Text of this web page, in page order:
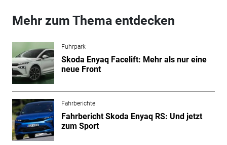
Mehr zum Thema entdecken
Fuhrpark
Skoda Enyaq Facelift: Mehr als nur eine
neue Front
Fahrberichte
Fahrbericht Skoda Enyaq RS: Und jetzt
zum Sport